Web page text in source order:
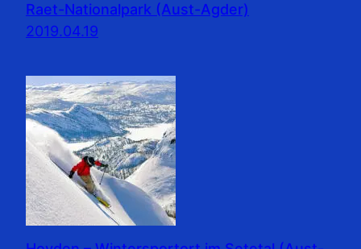
Raet-Nationalpark (Aust-Agder)
2019.04.19